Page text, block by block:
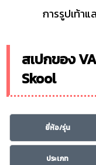
การรูปเท้า
สเปกของ
Skool
ยี่ห้อ/รุ่น
ประเภท